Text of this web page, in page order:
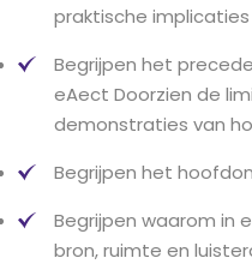
praktische implicaties
Begrijpen het
eAect Doorzien de
demonstraties van
Begrijpen het
Begrijpen waarom in
bron, ruimte en